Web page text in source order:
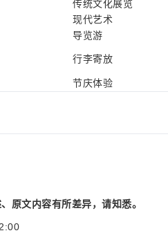
传统文化展览
现代艺术
导览游
行李寄放
节庆体验
原文内容有所差异，请知悉。